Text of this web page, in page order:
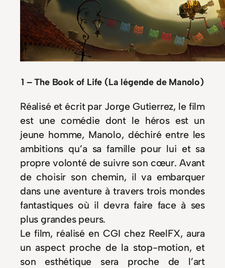
1 – The Book of Life (La légende de Manolo)
Réalisé et écrit par Jorge Gutierrez, le film
est une comédie dont le héros est un
jeune homme, Manolo, déchiré entre les
ambitions qu’a sa famille pour lui et sa
propre volonté de suivre son cœur. Avant
de choisir son chemin, il va embarquer
dans une aventure à travers trois mondes
fantastiques où il devra faire face à ses
plus grandes peurs.
Le film, réalisé en CGI chez ReelFX, aura
un aspect proche de la stop-motion, et
son esthétique sera proche de l’art